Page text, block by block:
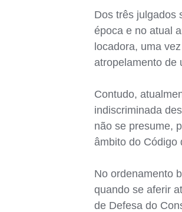
Dos três julgados
época e no atual
locadora, uma
atropelamento de
Contudo,
indiscriminada
não se presume,
âmbito do Código
No ordenamento
quando se aferir
de Defesa do